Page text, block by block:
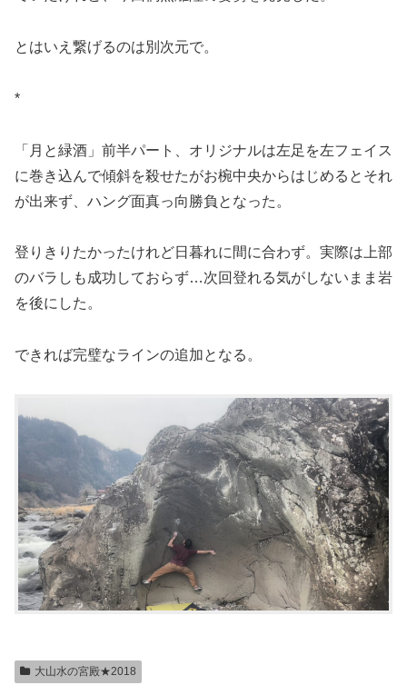
とはいえ繋げるのは別次元で。
*
「月と緑酒」前半パート、オリジナルは左足を左フェイス
に巻き込んで傾斜を殺せたがお椀中央からはじめるとそれ
が出来ず、ハング面真っ向勝負となった。
登りきりたかったけれど日暮れに間に合わず。実際は上部
のバラしも成功しておらず…次回登れる気がしないまま岩
を後にした。
できれば完璧なラインの追加となる。
大山水の宮殿★2018